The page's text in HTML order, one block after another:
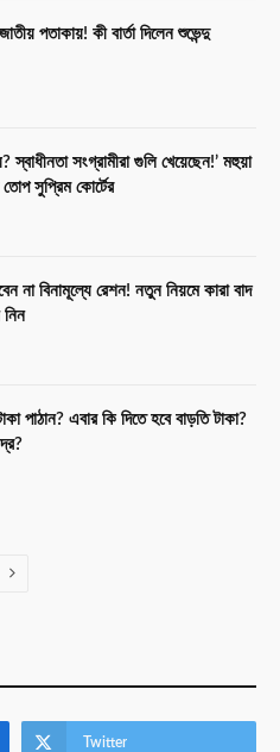
পতাকায়! কী বার্তা দিলেন শুভেন্দু
স্বাধীনতা সংগ্রামীরা গুলি খেয়েছেন!’ মহুয়া
সুপ্রিম কোর্টের
না বিনামূল্যে রেশন! নতুন নিয়মে কারা বাদ
পাঠান? এবার কি দিতে হবে বাড়তি টাকা?
Next
Twitter